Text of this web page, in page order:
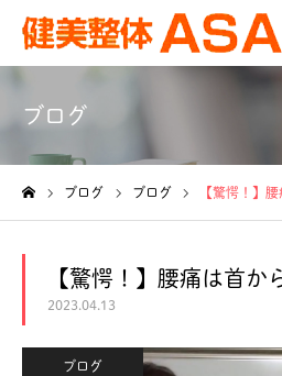
ブログ
ブログ ブログ 【驚愕！】
【驚愕！】腰痛は首か
2023.04.13
ブログ